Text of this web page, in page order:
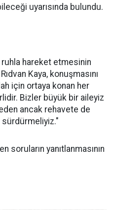
uyarısında bulundu.
hareket etmesinin
Kaya, konuşmasını
için ortaya konan her
Bizler büyük bir aileyiz
ancak rehavete de
sürdürmeliyiz."
soruların yanıtlanmasının